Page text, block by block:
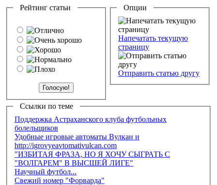
Рейтинг статьи Опции
Напечатать текущую
страницу
Отправить статью другу
Ссылки по теме
Поддержка Астраханского клуба футбольных
болельщиков
Удобные игровые автоматы Вулкан и
http://igrovyeavtomativulcan.com
"ИЗБИТАЯ ФРАЗА, НО Я ХОЧУ СЫГРАТЬ С
"ВОЛГАРЕМ" В ВЫСШЕЙ ЛИГЕ"
Научный футбол...
Свежий номер "Форварда"